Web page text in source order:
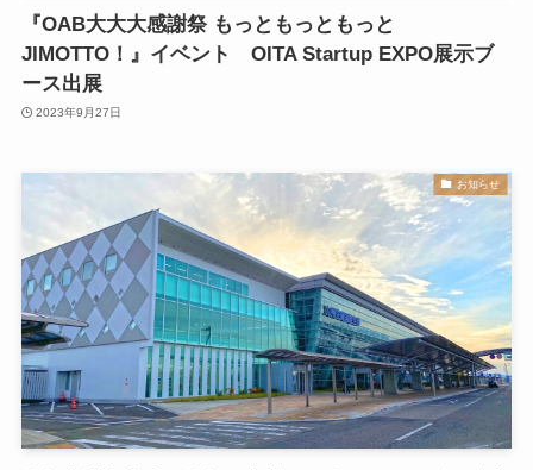
『OAB大大大感謝祭 もっともっともっと
JIMOTTO！』イベント OITA Startup EXPO展示ブ
ース出展
2023年9月27日
お知らせ